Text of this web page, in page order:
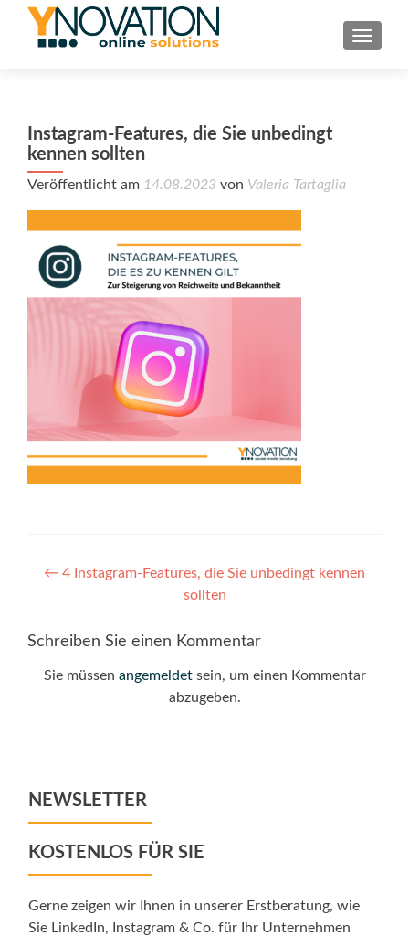
Instagram-Features, die Sie unbedingt
kennen sollten
Veröffentlicht am 14.08.2023 von Valeria Tartaglia
Post
← 4 Instagram-Features, die Sie unbedingt kennen
sollten
Schreiben Sie einen Kommentar
Sie müssen angemeldetsein, um einen Kommentar
abzugeben.
NEWSLETTER
KOSTENLOS FÜR SIE
Gerne zeigen wir Ihnen in unserer Erstberatung, wie
Sie LinkedIn, Instagram & Co. für Ihr Unternehmen